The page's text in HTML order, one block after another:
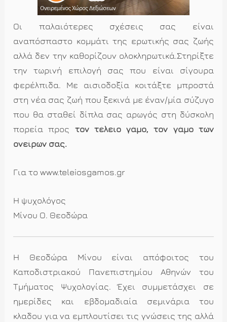
Οι παλαιότερες σχέσεις σας είναι
αναπόσπαστο κομμάτι της ερωτικής σας ζωής
αλλά δεν την καθορίζουν ολοκληρωτικά.Στηρίξτε
την τωρινή επιλογή σας που είναι σίγουρα
φερέλπιδα. Με αισιοδοξία κοιτάξτε μπροστά
στη νέα σας ζωή που ξεκινά με έναν/μία σύζυγο
που θα σταθεί δίπλα σας αρωγός στη δύσκολη
πορεία προς τον τέλειο γάμο, τον γάμο των
ονείρων σας.
Για το www.teleiosgamos.gr
Η ψυχολόγος
Μίνου Ο. Θεοδώρα
Η Θεοδώρα Μίνου είναι απόφοιτος του
Καποδιστριακού Πανεπιστημίου Αθηνών του
Τμήματος Ψυχολογίας. Έχει συμμετάσχει σε
ημερίδες και εβδομαδιαία σεμινάρια του
κλαδου για να εμπλουτίσει τις γνώσεις της αλλά